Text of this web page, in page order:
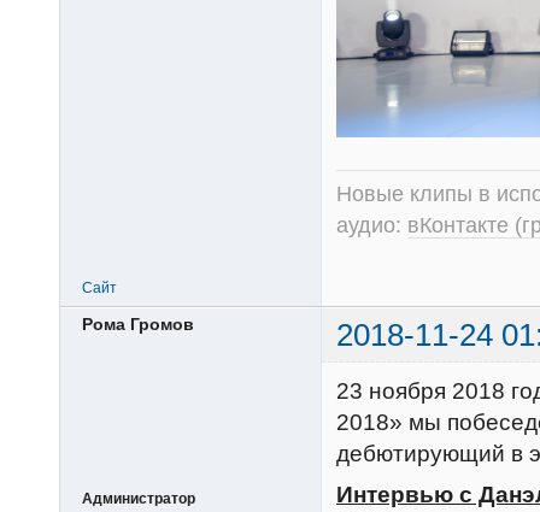
Новые клипы в
аудио: вКонтакте
Сайт
Рома Громов 2018-11-24
Администратор
23 ноября 2018
2018» мы
дебютирующий в
Интервью с